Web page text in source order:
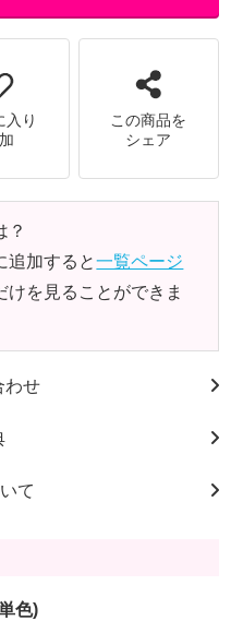
入り
この商品を
シェア
？
追加すると一覧ページ
を見ることができま
わせ
て
色)